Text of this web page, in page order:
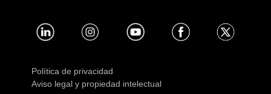
Política de privacidad
Aviso legal y propiedad intelectual